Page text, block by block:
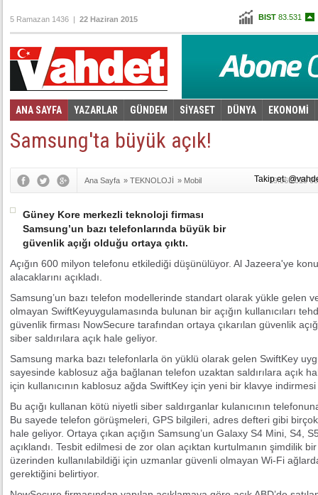
BIST 83.531
Altın103,017
Euro 3,0400
5 Ramazan 1436 | 22 Haziran 2015
ANA SAYFA YAZARLAR GÜNDEM SİYASET DÜNYA EKONOMİ
Foto Galeri Video Galeri
Samsung'ta büyük açık!
Ana Sayfa » TEKNOLOJİ » Mobil 19.06.2015
Güney Kore merkezli teknoloji firması
Samsung’un bazı telefonlarında büyük bir
güvenlik açığı olduğu ortaya çıktı.
Açığın 600 milyon telefonu etkilediği düşünülüyor. Al Jazeera'ye
alacaklarını açıkladı.
Samsung’un bazı telefon modellerinde standart olarak yükle gelen
olmayan SwiftKeyuygulamasında bulunan bir açığın kullanıcıları
güvenlik firması NowSecure tarafından ortaya çıkarılan güvenlik
siber saldırılara açık hale geliyor.
Samsung marka bazı telefonlarla ön yüklü olarak gelen SwiftKey
sayesinde kablosuz ağa bağlanan telefon uzaktan saldırılara açık
için kullanıcının kablosuz ağda SwiftKey için yeni bir klavye
Bu açığı kullanan kötü niyetli siber saldırganlar kulanıcının
Bu sayede telefon görüşmeleri, GPS bilgileri, adres defteri gibi
hale geliyor. Ortaya çıkan açığın Samsung’un Galaxy S4 Mini, S4,
açıklandı. Tesbit edilmesi de zor olan açıktan kurtulmanın şimdilik
üzerinden kullanılabildiği için uzmanlar güvenli olmayan Wi-Fi
gerektiğini belirtiyor.
Takip et: